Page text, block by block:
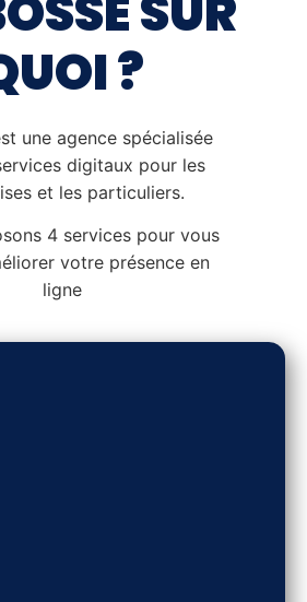
?
une agence spécialisée
digitaux pour les
et les particuliers.
4 services pour vous
votre présence en
ligne